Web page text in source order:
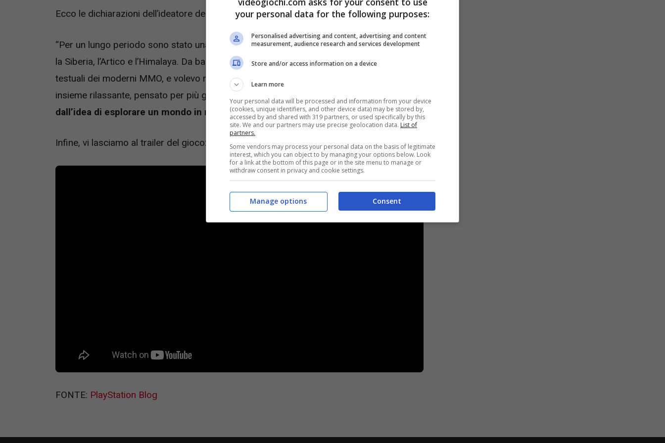
Ecco le dichiarazioni dell’ideatore del gioco, ovvero Loki Davison:
“Per un lungo periodo sono stato una sorta di nomade. Ho viaggiato per l’Asia Centrale,
la Siberia, l’Artico e l’Himalaya. Da bambino giocavo tantissimo ai MUD, gli antesignani
testuali dei moderni MMO, e volevo realizzare un videogioco che fosse affascinante e
insieme rilassante, pensato per più giocatori.
dall’idea di esplorare un mondo in modo cooperativo.”
Infine, vi lasciamo al trailer del gioco:
FONTE: PlayStation Blog
your personal data for the following purposes:
Personalised advertising and content, advertising and content
measurement, audience research and services development
Store and/or access information on a device
Learn more
Your personal data will be processed and information from your device
(cookies, unique identifiers, and other device data) may be stored by,
accessed by and shared with 319 partners, or used specifically by this
site. We and our partners may use precise geolocation data. List of
partners.
Some vendors may process your personal data on the basis of legitimate
interest, which you can object to by managing your options below. Look
for a link at the bottom of this page or in the site menu to manage or
withdraw consent in privacy and cookie settings.
Consent
Manage options